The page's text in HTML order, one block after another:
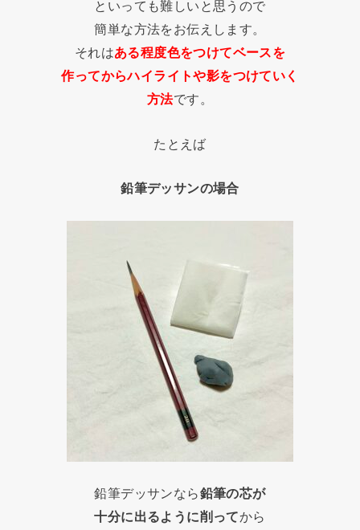
といっても難しいと思うので
簡単な方法をお伝えします。
それはある程度色をつけてベースを
作ってからハイライトや影をつけていく
方法です。
たとえば
鉛筆デッサンの場合
鉛筆デッサンなら鉛筆の芯が
十分に出るように削ってから